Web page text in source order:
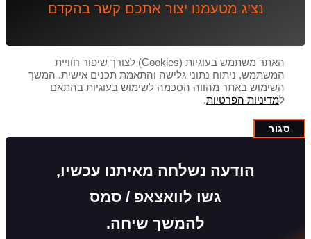
נציג מטעמנו יצור אתכם קשר בהקדם
האתר משתמש בעוגיות (Cookies) לצורך שיפור חוויית
המשתמש, ניתוח נתוני גלישה והתאמת תכנים אישית. המשך
השימוש באתר מהווה הסכמה לשימוש בעוגיות בהתאם
למדיניות הפרטיות.
סגור
הודעה נשלחה מאיתנו עכשיו,
גשו לוואצאפ / סמס
להמשך שיחה.